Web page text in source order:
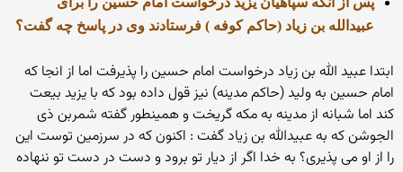
عبیدالله بن زیاد (حاکم کوفه ) فرستادند وی در پاسخ چه گفت؟
ابتدا عبید الله بن زیاد درخواست امام حسین را پذیرفت اما از انجا که
امام حسین به ولید (حاکم مدینه) نیز قول داده بود که با یزید بیعت
کند اما شبانه از مدینه به مکه گریخت و همینطور گفته شمربن ذی
الجوشن که به عبیدالله بن زیاد گفت : اکنون که در سرزمین توست این
را از او می پذیری؟ به خدا اگر از دیار تو برود و دست در دست تو ننهاده